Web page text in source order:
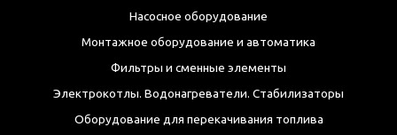
Насосное оборудование
Монтажное оборудование и автоматика
Фильтры и сменные элементы
Электрокотлы. Водонагреватели. Стабилизаторы
Оборудование для перекачивания топлива